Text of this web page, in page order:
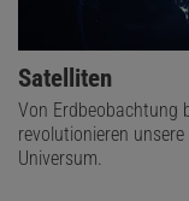
Satelliten
Von Erdbeobachtung
revolutionieren
Universum.